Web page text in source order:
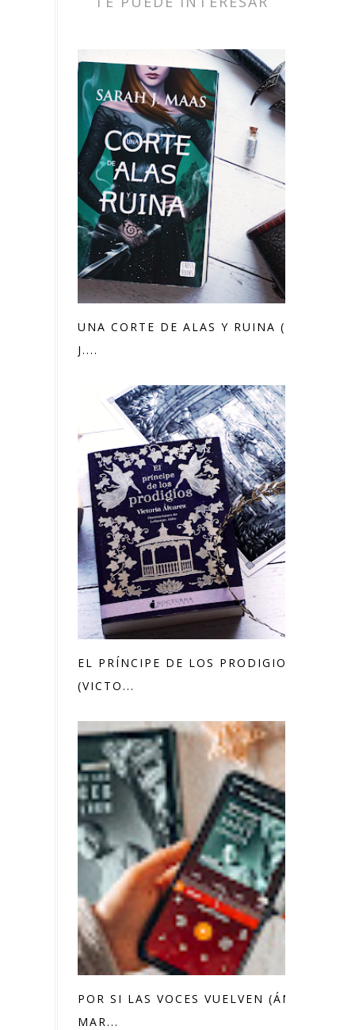
UNA CORTE DE ALAS Y RUINA (SARAH
J....
EL PRÍNCIPE DE LOS PRODIGIOS
(VICTO...
POR SI LAS VOCES VUELVEN (ÁNGEL
MAR...